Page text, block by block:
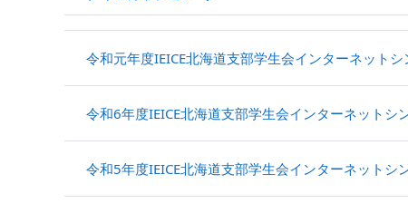
ステータス
令和元年度IEICE北海道支部学生会インターネットシ
令和6年度IEICE北海道支部学生会インターネットシ
令和5年度IEICE北海道支部学生会インターネットシ